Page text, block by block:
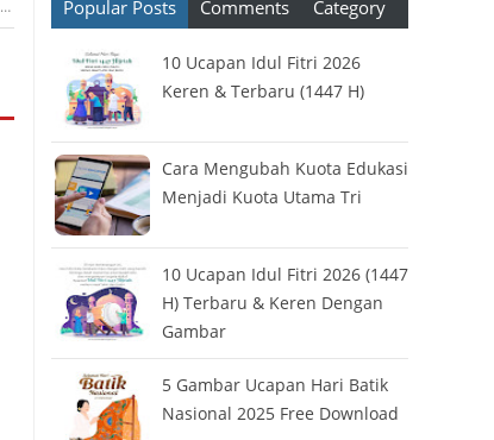
Poster ›spanduk ›Template›Wallpaper
Popular Posts Comments Category
10 Ucapan Idul Fitri 2026
Keren & Terbaru (1447 H)
Cara Mengubah Kuota Edukasi
Menjadi Kuota Utama Tri
10 Ucapan Idul Fitri 2026 (1447
H) Terbaru & Keren Dengan
Gambar
5 Gambar Ucapan Hari Batik
Nasional 2025 Free Download